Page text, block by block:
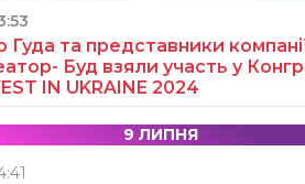
Гуда та представники
Буд взяли участь у
IN UKRAINE 2024
9 ЛИПНЯ